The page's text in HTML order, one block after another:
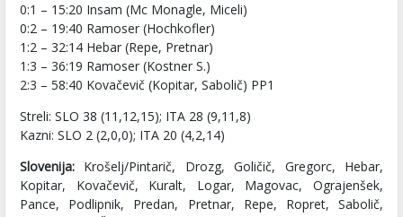
0:1 – 15:20 Insam (Mc Monagle, Miceli)
0:2 – 19:40 Ramoser (Hochkofler)
1:2 – 32:14 Hebar (Repe, Pretnar)
1:3 – 36:19 Ramoser (Kostner S.)
2:3 – 58:40 Kovačevič (Kopitar, Sabolič) PP1
Streli: SLO 38 (11,12,15); ITA 28 (9,11,8)
Kazni: SLO 2 (2,0,0); ITA 20 (4,2,14)
Slovenija: Krošelj/Pintarič, Drozg, Goličič, Gregorc, Hebar,
Kopitar, Kovačevič, Kuralt, Logar, Magovac, Ograjenšek,
Pance, Podlipnik, Predan, Pretnar, Repe, Ropret, Sabolič,